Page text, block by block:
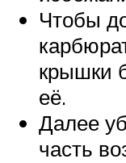
Чтобы
крышки
её.
Далее
часть